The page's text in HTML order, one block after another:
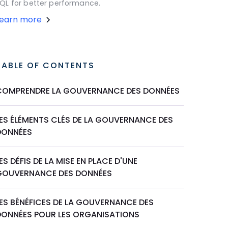
for better performance.
more
OF CONTENTS
LA GOUVERNANCE DES DONNÉES
ÉLÉMENTS CLÉS DE LA GOUVERNANCE DES
DÉFIS DE LA MISE EN PLACE D'UNE
DES DONNÉES
BÉNÉFICES DE LA GOUVERNANCE DES
POUR LES ORGANISATIONS